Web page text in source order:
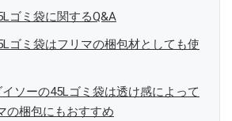
ゴミ袋に関するQ&A
ゴミ袋はフリマの梱包材としても使
ソーの45Lゴミ袋は透け感によって
の梱包にもおすすめ